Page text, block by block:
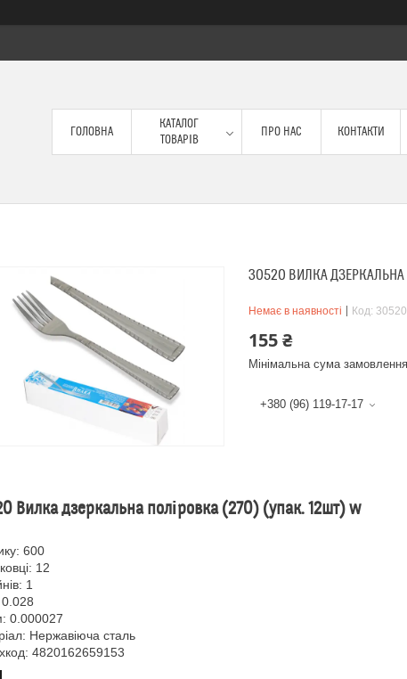
ГОЛОВНА
КАТАЛОГ
ТОВАРІВ
ПРО НАС КОНТАКТИ
30520 ВИЛКА
Немає в наявності Код: 30520
155 ₴
Мінімальна сума
+380 (96) 119-17-17
Вилка дзеркальна поліровка (270) (упак. 12шт) w
600
12
1
0.000027
Нержавіюча сталь
4820162659153